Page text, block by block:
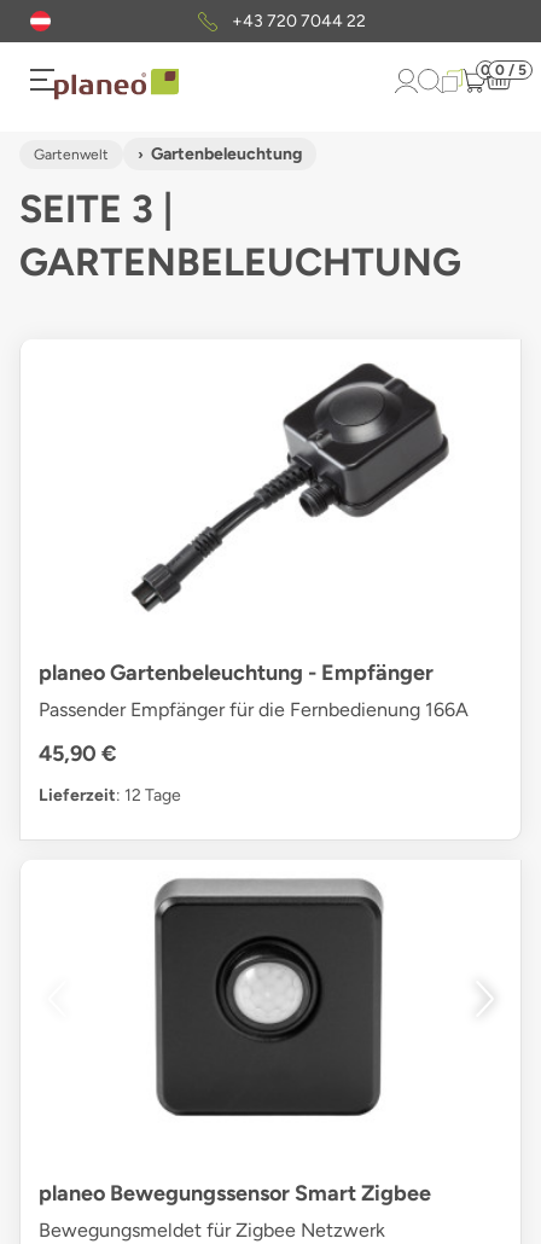
+43 720 7044 22
0 0 / 5
Gartenwelt Gartenbeleuchtung
SEITE 3 |
GARTENBELEUCHTUNG
planeo Gartenbeleuchtung - Empfänger
Passender Empfänger für die Fernbedienung 166A
45,90 €
Lieferzeit: 12 Tage
planeo Bewegungssensor Smart Zigbee
Bewegungsmeldet für Zigbee Netzwerk